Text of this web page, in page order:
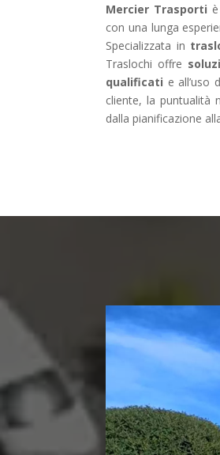
Mercier Trasporti
con una lunga
Specializzata in
Traslochi offre
qualificati e all’uso
cliente, la puntualità
dalla pianificazione